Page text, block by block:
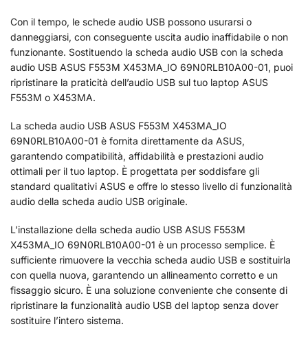
Con il tempo, le schede audio USB possono usurarsi o
danneggiarsi, con conseguente uscita audio inaffidabile o non
funzionante. Sostituendo la scheda audio USB con la scheda
audio USB ASUS F553M X453MA_IO 69N0RLB10A00-01, puoi
ripristinare la praticità dell’audio USB sul tuo laptop ASUS
F553M o X453MA.
La scheda audio USB ASUS F553M X453MA_IO
69N0RLB10A00-01 è fornita direttamente da ASUS,
garantendo compatibilità, affidabilità e prestazioni audio
ottimali per il tuo laptop. È progettata per soddisfare gli
standard qualitativi ASUS e offre lo stesso livello di funzionalità
audio della scheda audio USB originale.
L’installazione della scheda audio USB ASUS F553M
X453MA_IO 69N0RLB10A00-01 è un processo semplice. È
sufficiente rimuovere la vecchia scheda audio USB e sostituirla
con quella nuova, garantendo un allineamento corretto e un
fissaggio sicuro. È una soluzione conveniente che consente di
ripristinare la funzionalità audio USB del laptop senza dover
sostituire l’intero sistema.